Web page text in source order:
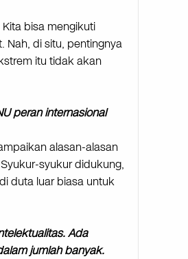
bisa mengikuti
Nah, di situ, pentingnya
itu tidak akan
peran internasional
alasan-alasan
syukur didukung,
duta luar biasa untuk
Ada
jumlah banyak.